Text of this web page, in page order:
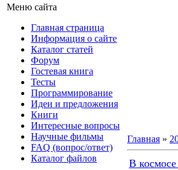
Меню сайта
Главная страница
Информация о сайте
Каталог статей
Форум
Гостевая книга
Тесты
Программирование
Идеи и предложения
Книги
Интересные вопросы
Научные фильмы
FAQ (вопрос/ответ)
Каталог файлов
Главная »
В